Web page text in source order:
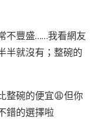
不豐盛……我看網友
半就沒有；整碗的
整碗的便宜😩但你
錯的選擇啦